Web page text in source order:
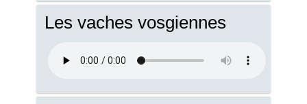
Les vaches vosgiennes